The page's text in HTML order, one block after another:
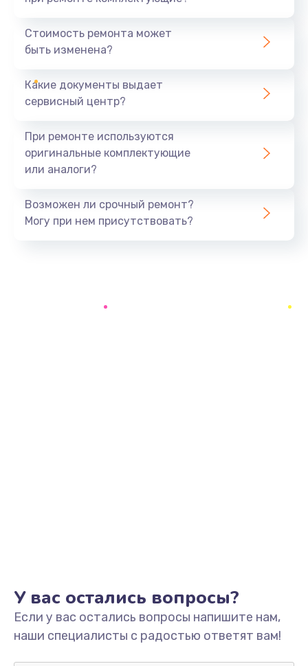
550 руб.
Ремонт платы управления
Замена ТЭНа
Заказать
Стоимость ремонта может
быть изменена?
Какие документы выдает
сервисный центр?
При ремонте используются
оригинальные комплектующие
или аналоги?
Возможен ли срочный ремонт?
Могу при нем присутствовать?
У вас остались вопросы?
Если у вас остались вопросы напишите нам,
наши специалисты с радостью ответят вам!